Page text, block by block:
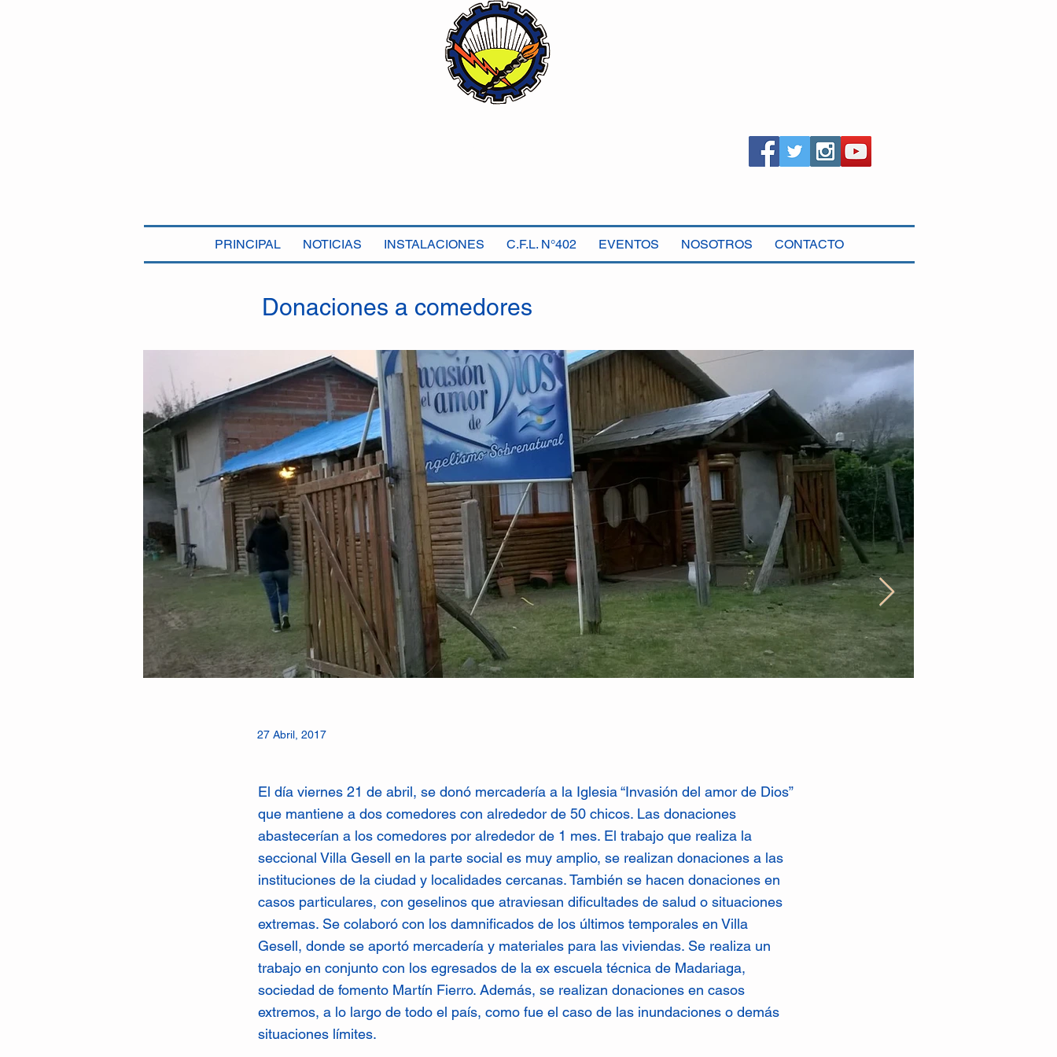
PRINCIPAL NOTICIAS INSTALACIONES C.F.L. N°402 EVENTOS NOSOTROS CONTACTO
Donaciones a comedores
El día viernes 21 de abril, se donó mercadería a la Iglesia “Invasión del amor de Dios”
que mantiene a dos comedores con alrededor de 50 chicos. Las donaciones
abastecerían a los comedores por alrededor de 1 mes. El trabajo que realiza la
seccional Villa Gesell en la parte social es muy amplio, se realizan donaciones a las
instituciones de la ciudad y localidades cercanas. También se hacen donaciones en
casos particulares, con geselinos que atraviesan dificultades de salud o situaciones
extremas. Se colaboró con los damnificados de los últimos temporales en Villa
Gesell, donde se aportó mercadería y materiales para las viviendas. Se realiza un
trabajo en conjunto con los egresados de la ex escuela técnica de Madariaga,
sociedad de fomento Martín Fierro. Además, se realizan donaciones en casos
extremos, a lo largo de todo el país, como fue el caso de las inundaciones o demás
situaciones límites.
27 Abril, 2017